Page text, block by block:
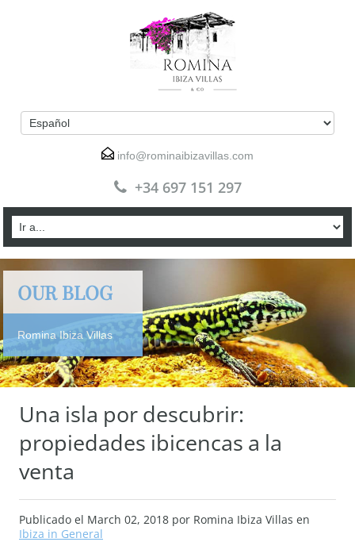
info@rominaibizavillas.com
+34 697 151 297
OUR BLOG
Romina Ibiza Villas
Una isla por descubrir:
propiedades ibicencas a la
venta
Publicado el March 02, 2018 por Romina Ibiza Villas en
Ibiza in General